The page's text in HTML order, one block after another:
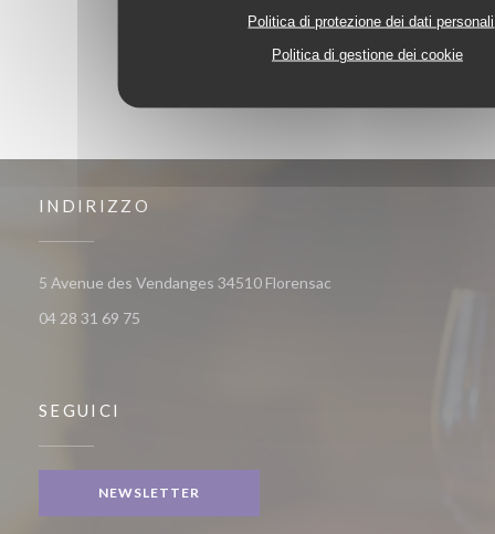
Politica di protezione dei dati personali
Politica di gestione dei cookie
INDIRIZZO
5 Avenue des Vendanges 34510 Florensac
04 28 31 69 75
SEGUICI
NEWSLETTER